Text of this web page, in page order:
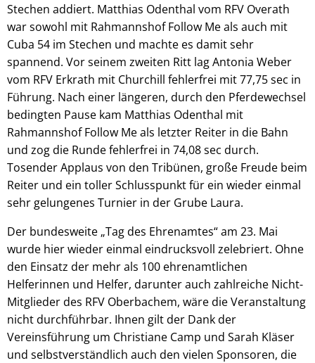
Stechen addiert. Matthias Odenthal vom RFV Overath
war sowohl mit Rahmannshof Follow Me als auch mit
Cuba 54 im Stechen und machte es damit sehr
spannend. Vor seinem zweiten Ritt lag Antonia Weber
vom RFV Erkrath mit Churchill fehlerfrei mit 77,75 sec in
Führung. Nach einer längeren, durch den Pferdewechsel
bedingten Pause kam Matthias Odenthal mit
Rahmannshof Follow Me als letzter Reiter in die Bahn
und zog die Runde fehlerfrei in 74,08 sec durch.
Tosender Applaus von den Tribünen, große Freude beim
Reiter und ein toller Schlusspunkt für ein wieder einmal
sehr gelungenes Turnier in der Grube Laura.
Der bundesweite „Tag des Ehrenamtes“ am 23. Mai
wurde hier wieder einmal eindrucksvoll zelebriert. Ohne
den Einsatz der mehr als 100 ehrenamtlichen
Helferinnen und Helfer, darunter auch zahlreiche Nicht-
Mitglieder des RFV Oberbachem, wäre die Veranstaltung
nicht durchführbar. Ihnen gilt der Dank der
Vereinsführung um Christiane Camp und Sarah Kläser
und selbstverständlich auch den vielen Sponsoren, die